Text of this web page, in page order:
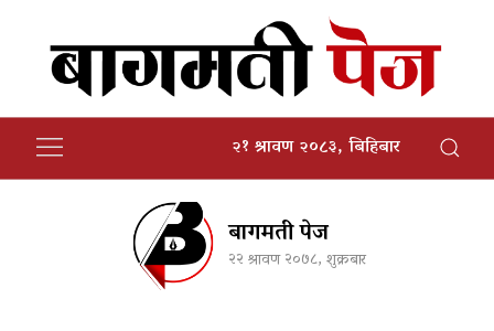
२१ श्रावण २०८३, बिहिबार
बागमती पेज
२२ श्रावण २०७८, शुक्रबार